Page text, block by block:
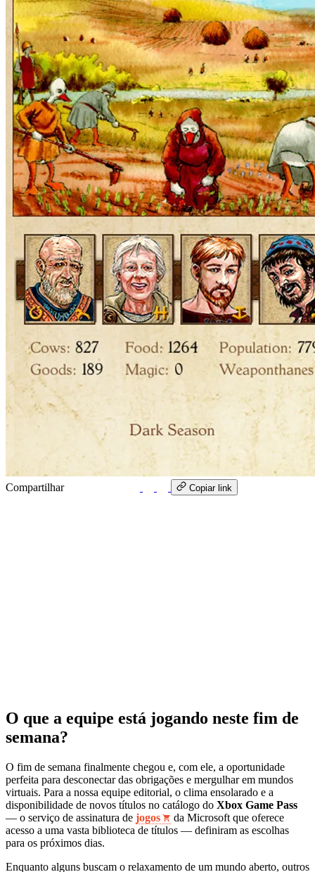
Compartilhar Copiar link
O que a equipe está jogando neste fim de
semana?
O fim de semana finalmente chegou e, com ele, a oportunidade
perfeita para desconectar das obrigações e mergulhar em mundos
virtuais. Para a nossa equipe editorial, o clima ensolarado e a
disponibilidade de novos títulos no catálogo do Xbox Game Pass
— o serviço de assinatura de jogos
da Microsoft que oferece
acesso a uma vasta biblioteca de títulos — definiram as escolhas
para os próximos dias.
Enquanto alguns buscam o relaxamento de um mundo aberto, outros